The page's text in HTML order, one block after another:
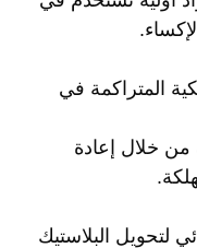
المتراكمة في
من خلال إعادة
لتحويل البلاستيك